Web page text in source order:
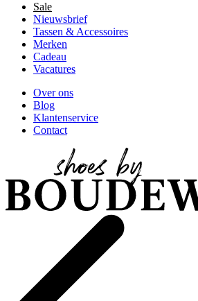
Sale
Nieuwsbrief
Tassen & Accessoires
Merken
Cadeau
Vacatures
Over ons
Blog
Klantenservice
Contact